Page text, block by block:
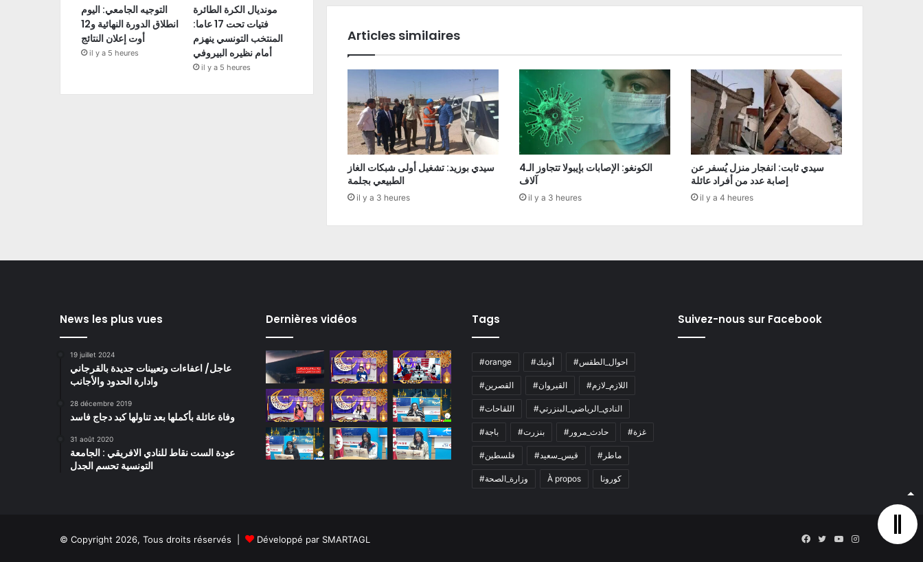
Articles similaires
سيدي بوزيد: تشغيل أولى شبكات الغاز
الطبيعي بجلمة
il y a 3 heures
الكونغو: الإصابات بإيبولا تتجاوز الـ4
آلاف
il y a 3 heures
سيدي ثابت: انفجار منزل يُسفر عن
إصابة عدد من أفراد عائلة
il y a 4 heures
التوجيه الجامعي: اليوم
انطلاق الدورة النهائية و12
أوت إعلان النتائج
il y a 5 heures
مونديال الكرة الطائرة
فتيات تحت 17 عاما:
المنتخب التونسي ينهزم
أمام نظيره البيروفي
il y a 5 heures
News les plus vues
19 juillet 2024
عاجل/ اعفاءات وتعيينات جديدة بالقرجاني
وادارة الحدود والأجانب
28 décembre 2019
وفاة عائلة بأكملها بعد تناولها كبد دجاج فاسد
31 août 2020
عودة الست نقاط للنادي الافريقي : الجامعة
التونسية تحسم الجدل
Dernières vidéos Tags
#orange #أوتيك #احوال_الطقس
#القصرين #القيروان #اللازم_لازم
#اللقاحات #النادي_الرياضي_البنزرتي
#باجة #بنزرت #حادث_مرور #غزة
#فلسطين #قيس_سعيد #ماطر
#وزارة_الصحة À propos كورونا
Suivez-nous sur Facebook
© Copyright 2026, Tous droits réservés | Développé par SMARTAGL Facebook
TwitterYouTubeInstagram